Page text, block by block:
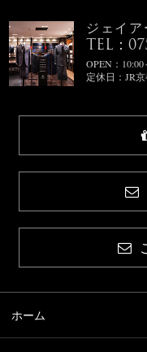
ジェイ
TEL：
OPEN：10:00
定休日：JR
ホーム